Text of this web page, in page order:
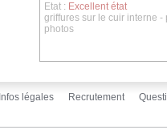
Etat : Excellent état
griffures sur le cuir interne
photos
Infos légales Recrutement